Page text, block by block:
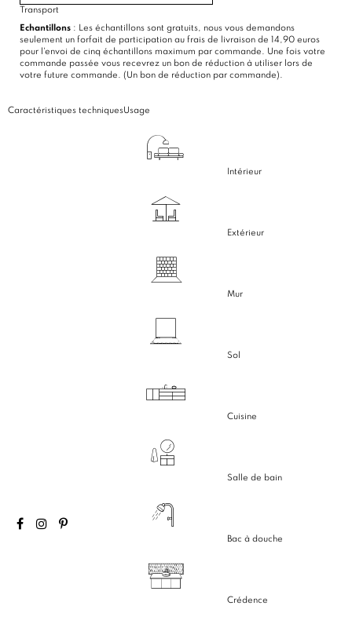
Transport
Echantillons : Les échantillons sont gratuits, nous vous demandons
seulement un forfait de participation au frais de livraison de 14,90 euros
pour l'envoi de cinq échantillons maximum par commande. Une fois votre
commande passée vous recevrez un bon de réduction à utiliser lors de
votre future commande. (Un bon de réduction par commande).
Caractéristiques techniquesUsage
Intérieur
Extérieur
Mur
Sol
Cuisine
Salle de bain
Bac à douche
Crédence